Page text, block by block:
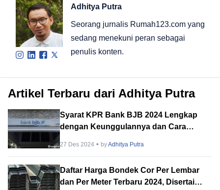
Adhitya Putra
Seorang jurnalis Rumah123.com yang
sedang menekuni peran sebagai
penulis konten.
Artikel Terbaru dari Adhitya Putra
Syarat KPR Bank BJB 2024 Lengkap
dengan Keunggulannya dan Cara
27 Des 2024 byAdhitya Putra
Daftar Harga Bondek Cor Per Lembar
dan Per Meter Terbaru 2024, Disertai